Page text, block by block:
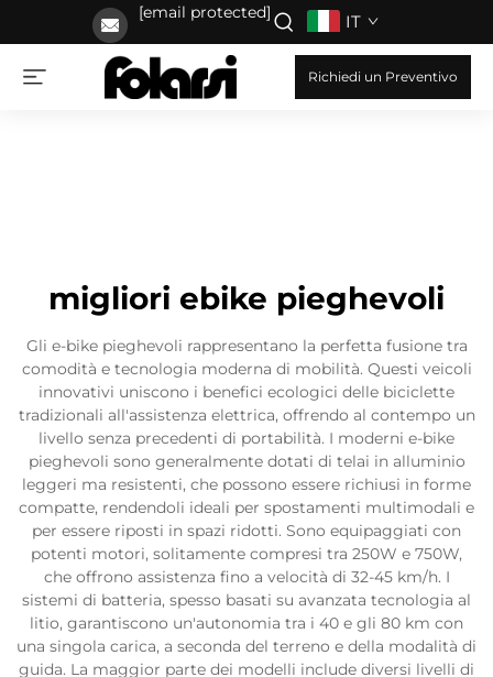
[email protected] IT
Richiedi un Preventivo
migliori ebike pieghevoli
Gli e-bike pieghevoli rappresentano la perfetta fusione tra
comodità e tecnologia moderna di mobilità. Questi veicoli
innovativi uniscono i benefici ecologici delle biciclette
tradizionali all'assistenza elettrica, offrendo al contempo un
livello senza precedenti di portabilità. I moderni e-bike
pieghevoli sono generalmente dotati di telai in alluminio
leggeri ma resistenti, che possono essere richiusi in forme
compatte, rendendoli ideali per spostamenti multimodali e
per essere riposti in spazi ridotti. Sono equipaggiati con
potenti motori, solitamente compresi tra 250W e 750W,
che offrono assistenza fino a velocità di 32-45 km/h. I
sistemi di batteria, spesso basati su avanzata tecnologia al
litio, garantiscono un'autonomia tra i 40 e gli 80 km con
una singola carica, a seconda del terreno e della modalità di
guida. La maggior parte dei modelli include diversi livelli di